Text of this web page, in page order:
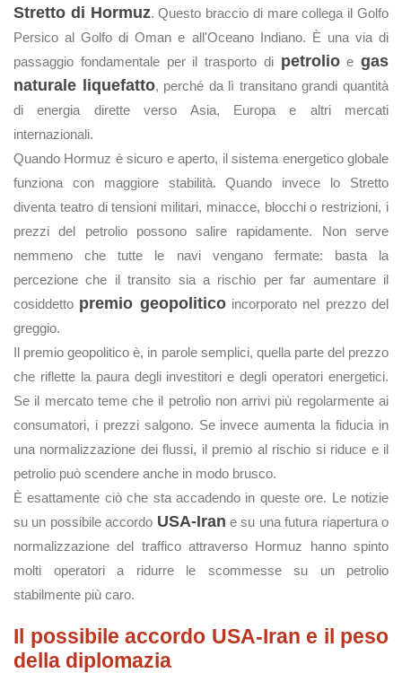
Stretto di Hormuz. Questo braccio di mare collega il Golfo
Persico al Golfo di Oman e all'Oceano Indiano. È una via di
passaggio fondamentale per il trasporto di petrolioe gas
naturale liquefatto, perché da lì transitano grandi quantità
di energia dirette verso Asia, Europa e altri mercati
internazionali.
Quando Hormuz è sicuro e aperto, il sistema energetico globale
funziona con maggiore stabilità. Quando invece lo Stretto
diventa teatro di tensioni militari, minacce, blocchi o restrizioni, i
prezzi del petrolio possono salire rapidamente. Non serve
nemmeno che tutte le navi vengano fermate: basta la
percezione che il transito sia a rischio per far aumentare il
cosiddetto premio geopoliticoincorporato nel prezzo del
greggio.
Il premio geopolitico è, in parole semplici, quella parte del prezzo
che riflette la paura degli investitori e degli operatori energetici.
Se il mercato teme che il petrolio non arrivi più regolarmente ai
consumatori, i prezzi salgono. Se invece aumenta la fiducia in
una normalizzazione dei flussi, il premio al rischio si riduce e il
petrolio può scendere anche in modo brusco.
È esattamente ciò che sta accadendo in queste ore. Le notizie
su un possibile accordo USA-Iran e su una futura riapertura o
normalizzazione del traffico attraverso Hormuz hanno spinto
molti operatori a ridurre le scommesse su un petrolio
stabilmente più caro.
Il possibile accordo USA-Iran e il peso
della diplomazia